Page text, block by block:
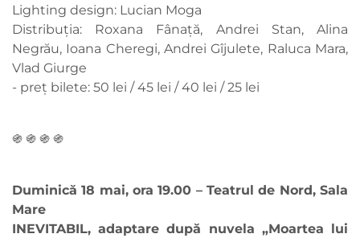
Lighting design: Lucian Moga
Distribuția: Roxana Fânață, Andrei Stan, Alina
Negrău, Ioana Cheregi, Andrei Gîjulete, Raluca Mara,
Vlad Giurge
- preț bilete: 50 lei / 45 lei / 40 lei / 25 lei
֍ ֍ ֍ ֍
Duminică 18 mai, ora 19.00 – Teatrul de Nord, Sala
Mare
INEVITABIL, adaptare după nuvela „Moartea lui